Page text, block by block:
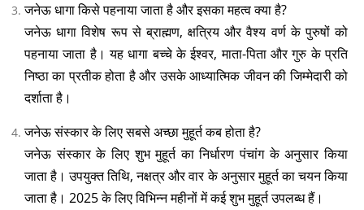
जनेऊ धागा किसे पहनाया जाता है और इसका महत्व क्या है?
जनेऊ धागा विशेष रूप से ब्राह्मण, क्षत्रिय और वैश्य वर्ण के पुरुषों को
पहनाया जाता है। यह धागा बच्चे के ईश्वर, माता-पिता और गुरु के प्रति
निष्ठा का प्रतीक होता है और उसके आध्यात्मिक जीवन की जिम्मेदारी को
दर्शाता है।
जनेऊ संस्कार के लिए सबसे अच्छा मुहूर्त कब होता है?
जनेऊ संस्कार के लिए शुभ मुहूर्त का निर्धारण पंचांग के अनुसार किया
जाता है। उपयुक्त तिथि, नक्षत्र और वार के अनुसार मुहूर्त का चयन किया
जाता है। 2025 के लिए विभिन्न महीनों में कई शुभ मुहूर्त उपलब्ध हैं।